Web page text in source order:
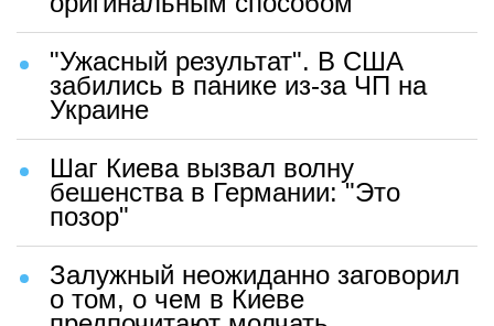
"Ужасный результат". В США
забились в панике из-за ЧП на
Украине
Шаг Киева вызвал волну
бешенства в Германии: "Это
позор"
Залужный неожиданно заговорил
о том, о чем в Киеве